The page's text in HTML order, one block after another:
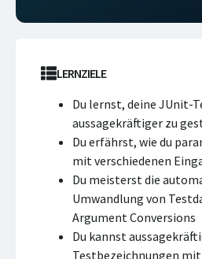
LERNZIELE
Du lernst, deine JUnit-
aussagekräftiger zu
Du erfährst, wie du
mit verschiedenen
Du meisterst die
Umwandlung von
Argument Conversions
Du kannst
Testbezeichnungen